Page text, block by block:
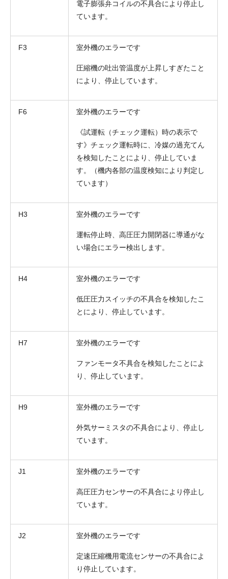
電子膨張弁コイルの不具合により停止し
ています。
F3 室外機のエラーです
圧縮機の吐出管温度が上昇しすぎたこと
により、停止しています。
F6 室外機のエラーです
《試運転（チェック運転）時の表示で
す》チェック運転時に、冷媒の過充てん
を検知したことにより、停止していま
す。（機内各部の温度検知により判定し
ています）
H3 室外機のエラーです
運転停止時、高圧圧力開閉器に導通がな
い場合にエラー検出します。
H4 室外機のエラーです
低圧圧力スイッチの不具合を検知したこ
とにより、停止しています。
H7 室外機のエラーです
ファンモータ不具合を検知したことによ
り、停止しています。
H9 室外機のエラーです
外気サーミスタの不具合により、停止し
ています。
J1 室外機のエラーです
高圧圧力センサーの不具合により停止し
ています。
J2 室外機のエラーです
定速圧縮機用電流センサーの不具合によ
り停止しています。
折り返しのご連絡
(ご選択ください)
お電話
メール
送信する